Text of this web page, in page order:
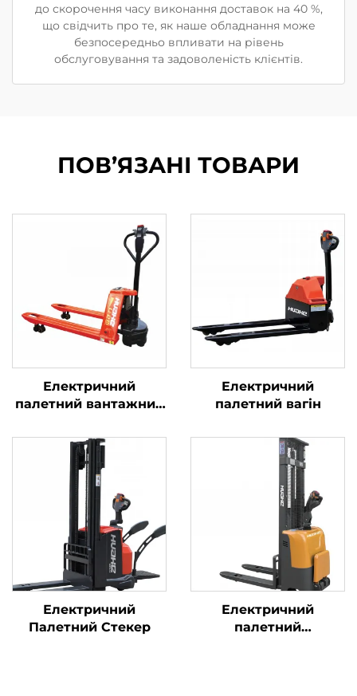
до скорочення часу виконання доставок на 40 %,
що свідчить про те, як наше обладнання може
безпосередньо впливати на рівень
обслуговування та задоволеність клієнтів.
ПОВ’ЯЗАНІ ТОВАРИ
Електричний
палетний вантажник
Електричний
палетний вагін
Електричний
Палетний Стекер
Електричний
палетний